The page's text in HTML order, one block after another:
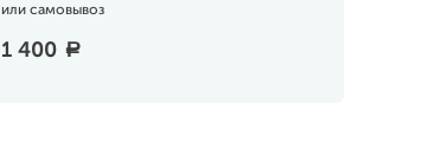
или самовывоз
1 400 a